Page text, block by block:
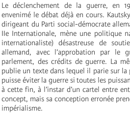
Le déclenchement de la guerre, en
envenimé le débat déjà en cours.
dirigeant du Parti social-démocrate
IIe Internationale, mène une politique
internationaliste) désastreuse de
allemand, avec l’approbation par le
parlement, des crédits de guerre. La
publie un texte dans lequel il parie sur
puisse éviter la guerre si toutes les
à cette fin, à l’instar d’un cartel entre
concept, mais sa conception erronée
impérialisme.